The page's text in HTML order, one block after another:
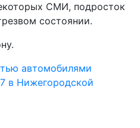
СМИ, подросток
состоянии.
автомобилями
в Нижегородской